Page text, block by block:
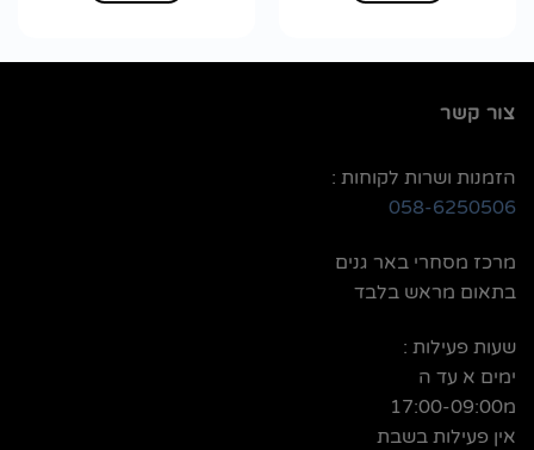
צור קשר
הזמנות ושרות לקוחות :
058-6250506
מרכז מסחרי באר גנים
בתאום מראש בלבד
שעות פעילות :
ימים א עד ה
מ17:00-09:00
אין פעילות בשבת